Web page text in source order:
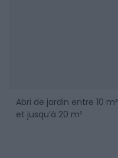
Abri de jardin entre 10 m²
et jusqu’à 20 m²